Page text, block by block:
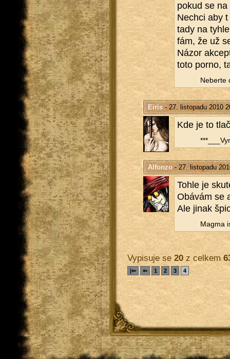
pokud se
Ne­chci aby
tady na
fám, že už
Názor
toto porno,
Ne­ber­te
Eiris- 27. listopadu 2010
Kde je to
Alfonzo- 27. listopadu
Tohle je
Obá­vám se
Ale jinak
Magma
Vypisuje se 20z celkem
|⇐ ⇐ 1 2 3 4